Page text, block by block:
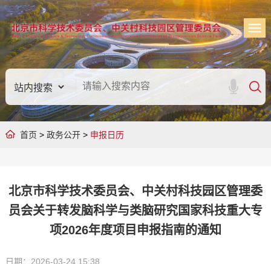
首页 > 政务公开> 申报日历
北京市科学技术委员会、中关村科技园区管理委
员会关于转发脑科学与类脑研究国家科技重大专
项2026年度项目申报指南的通知
日期：2026-03-24 15:38